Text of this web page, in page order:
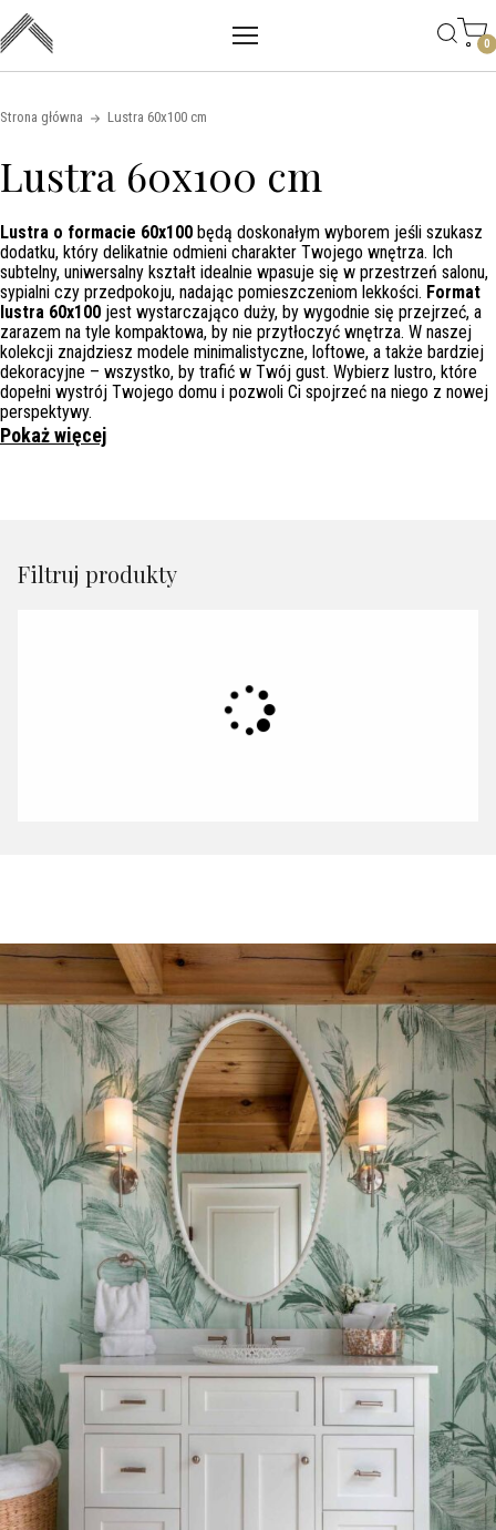
Skip to content
Main mobile navigation
0
Strona główna Lustra 60x100 cm
Lustra 60x100 cm
Lustra o formacie 60x100 będą doskonałym wyborem jeśli szukasz
dodatku, który delikatnie odmieni charakter Twojego wnętrza. Ich
subtelny, uniwersalny kształt idealnie wpasuje się w przestrzeń salonu,
sypialni czy przedpokoju, nadając pomieszczeniom lekkości. Format
lustra 60x100 jest wystarczająco duży, by wygodnie się przejrzeć, a
zarazem na tyle kompaktowa, by nie przytłoczyć wnętrza. W naszej
kolekcji znajdziesz modele minimalistyczne, loftowe, a także bardziej
dekoracyjne – wszystko, by trafić w Twój gust. Wybierz lustro, które
dopełni wystrój Twojego domu i pozwoli Ci spojrzeć na niego z nowej
perspektywy.
Pokaż więcej
Filtruj produkty